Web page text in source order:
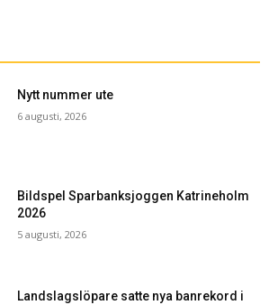
Nytt nummer ute
6 augusti, 2026
Bildspel Sparbanksjoggen Katrineholm
2026
5 augusti, 2026
Landslagslöpare satte nya banrekord i